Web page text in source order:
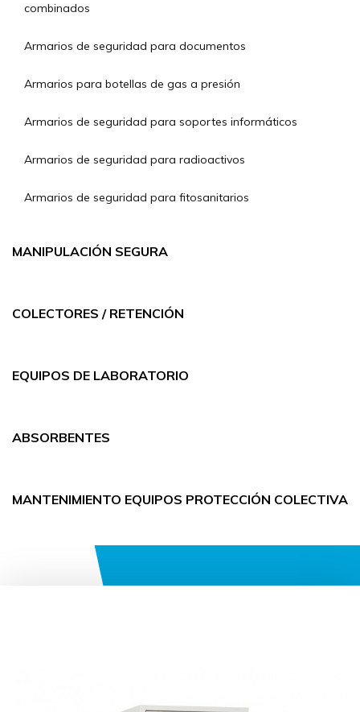
combinados
Armarios de seguridad para documentos
Armarios para botellas de gas a presión
Armarios de seguridad para soportes informáticos
Armarios de seguridad para radioactivos
Armarios de seguridad para fitosanitarios
MANIPULACIÓN SEGURA
COLECTORES / RETENCIÓN
EQUIPOS DE LABORATORIO
ABSORBENTES
MANTENIMIENTO EQUIPOS PROTECCIÓN COLECTIVA